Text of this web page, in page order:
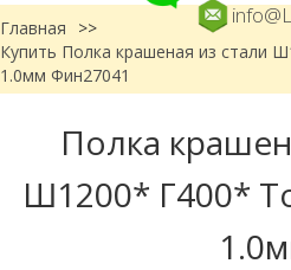
Главная
>>
Купить Полка крашеная из стали
1.0мм Фин27041
Полка
Ш1200* Г400*